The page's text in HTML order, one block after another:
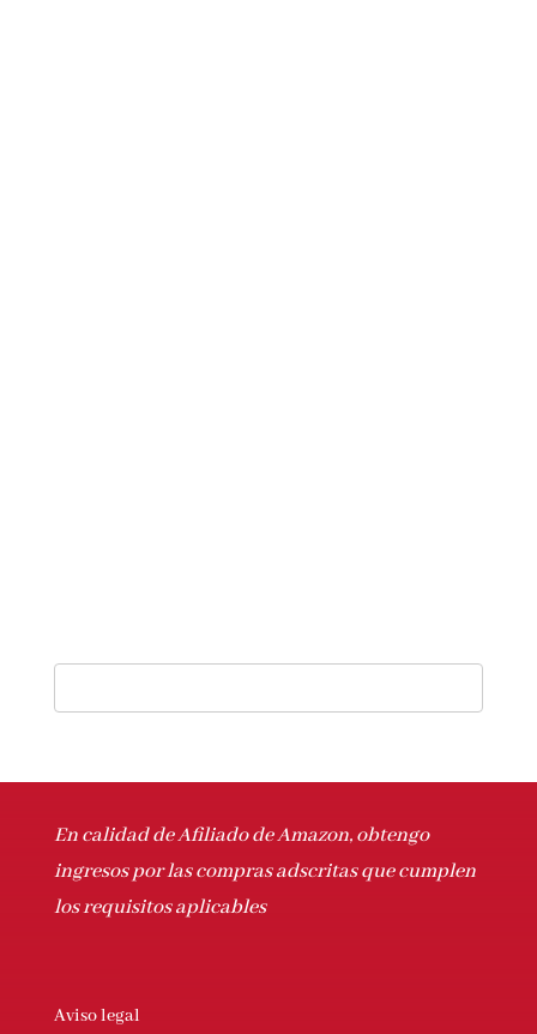
En calidad de Afiliado de Amazon, obtengo
ingresos por las compras adscritas que cumplen
los requisitos aplicables
Aviso legal